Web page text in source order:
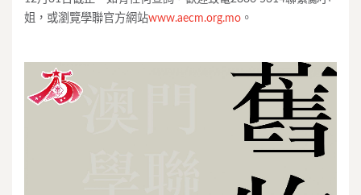
姐，或瀏覽學聯官方網站www.aecm.org.mo 。